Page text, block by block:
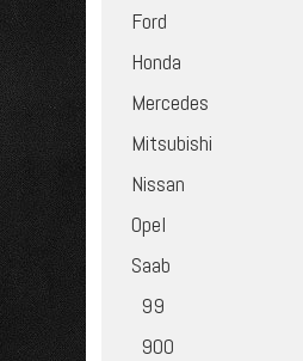
Ford
Honda
Mercedes
Mitsubishi
Nissan
Opel
Saab
99
900